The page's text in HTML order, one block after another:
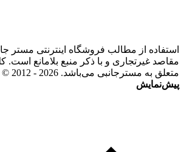
استفاده از مطالب فروشگاه اینترنتی مستر
مقاصد غیرتجاری و با ذکر منبع بلامانع است.
متعلق به مسترجانبی می‌باشد. Copyright © 2012 - 2026
پیش‌نمایش